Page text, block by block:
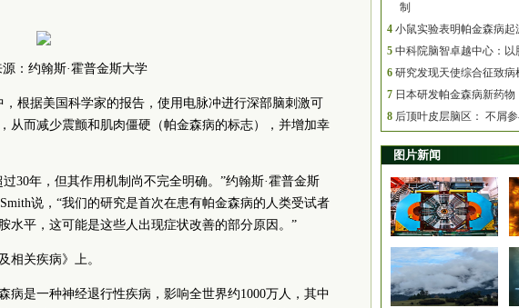
源：约翰斯·霍普金斯大学
根据美国科学家的报告，使用电脉冲进行深部脑刺激可
从而减少震颤和肌肉僵硬（帕金森病的标志），并增加幸
30年，但其作用机制尚不完全明确。”约翰斯·霍普金斯
说，“我们的研究是首次在患有帕金森病的人类受试者
水平，这可能是这些人出现症状改善的部分原因。”
相关疾病》上。
病是一种神经退行性疾病，影响全世界约1000万人，其中
制
4 小鼠实验表明帕金森病起
5 中科院脑智卓越中心：以
6 研究发现天使综合征致病
7 日本研发帕金森病新药物
8 后顶叶皮层脑区： 不屑
图片新闻